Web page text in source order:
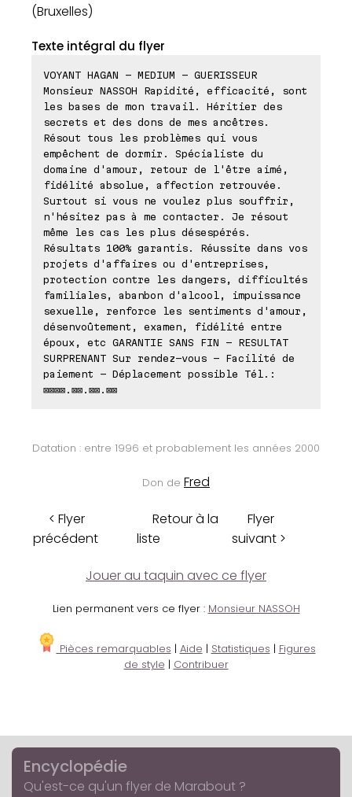
(Bruxelles)
Texte intégral du flyer
VOYANT HAGAN - MEDIUM - GUERISSEUR
Monsieur NASSOH Rapidité, efficacité, sont
les bases de mon travail. Héritier des
secrets et des dons de mes ancêtres.
Résout tous les problèmes qui vous
empêchent de dormir. Spécialiste du
domaine d'amour, retour de l'être aimé,
fidélité absolue, affection retrouvée.
Surtout si vous ne voulez plus souffrir,
n'hésitez pas à me contacter. Je résout
même les cas les plus désespérés.
Résultats 100% garantis. Réussite dans vos
projets d'affaires ou d'entreprises,
protection contre les dangers, difficultés
familiales, abanbon d'alcool, impuissance
sexuelle, renforce les sentiments d'amour,
désenvoûtement, examen, fidélité entre
époux, etc GARANTIE SANS FIN - RESULTAT
SURPRENANT Sur rendez-vous - Facilité de
paiement - Déplacement possible Tél.:
⊠⊠⊠⊠.⊠⊠.⊠⊠.⊠⊠
Datation : entre 1996 et probablement les années 2000
Don de Fred
< Flyer
précédent
Retour à la
liste
Flyer
suivant >
Jouer au taquin avec ce flyer
Lien permanent vers ce flyer : Monsieur NASSOH
Pièces remarquables | Aide | Statistiques | Figures
de style | Contribuer
Encyclopédie
Qu'est-ce qu'un flyer de Marabout ?